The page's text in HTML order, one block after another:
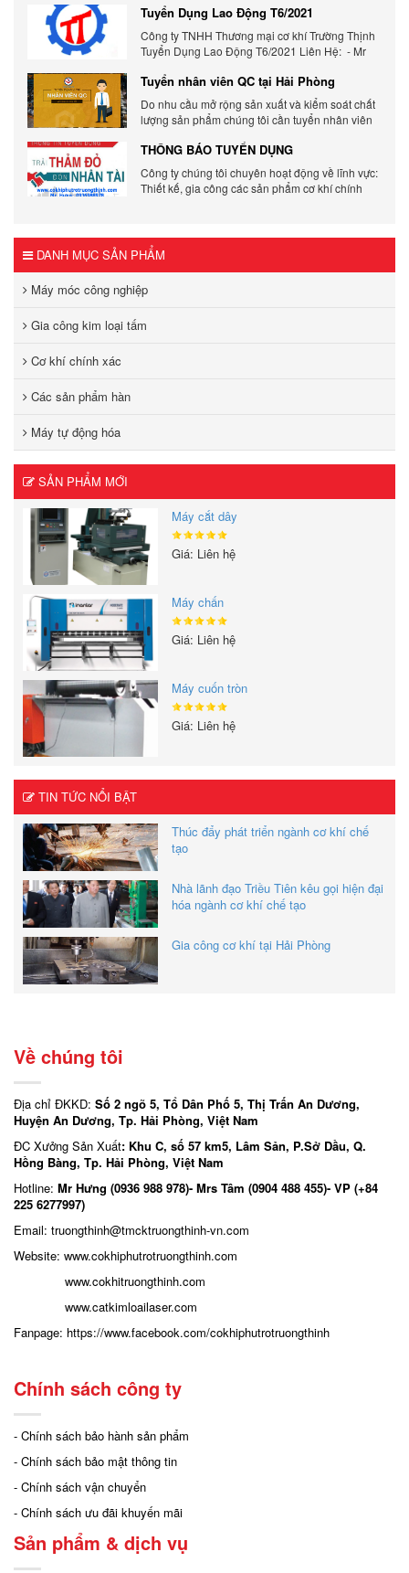
website: cokhitruongthinh.com -
batdongsangiarehp.com
Tuyển Dụng Lao Động T6/2021
Công ty TNHH Thương mại cơ khí Trường Thịnh
Tuyển Dụng Lao Động T6/2021 Liên Hệ: - Mr
website: cokhitruongthinh.com -
batdongsangiarehp.com
Tuyển nhân viên QC tại Hải Phòng
Do nhu cầu mở rộng sản xuất và kiểm soát chất
lượng sản phẩm chúng tôi cần tuyển nhân viên
THÔNG BÁO TUYỂN DỤNG
Công ty chúng tôi chuyên hoạt động về lĩnh vực:
Thiết kế, gia công các sản phẩm cơ khí chính
cầu mở rộng sản xuất chúng tôi cần tuyển
DANH MỤC SẢN PHẨM
Máy móc công nghiệp
Gia công kim loại tấm
Cơ khí chính xác
Các sản phẩm hàn
Máy tự động hóa
SẢN PHẨM MỚI
Máy cắt dây
Giá: Liên hệ
Máy chấn
Giá: Liên hệ
Máy cuốn tròn
Giá: Liên hệ
TIN TỨC NỔI BẬT
Thúc đẩy phát triển ngành cơ khí chế
tạo
Nhà lãnh đạo Triều Tiên kêu gọi hiện đại
hóa ngành cơ khí chế tạo
Gia công cơ khí tại Hải Phòng
Về chúng tôi
Địa chỉ ĐKKD: Số 2 ngõ 5, Tổ Dân Phố 5, Thị Trấn An Dương,
Huyện An Dương, Tp. Hải Phòng, Việt Nam
ĐC Xưởng Sản Xuất: Khu C, số 57 km5, Lâm Sản, P.Sở Dầu, Q.
Hồng Bàng, Tp. Hải Phòng, Việt Nam
Hotline: Mr Hưng (0936 988 978)- Mrs Tâm (0904 488 455)- VP (+84
225 6277997)
Email: truongthinh@tmcktruongthinh-vn.com
Website: www.cokhiphutrotruongthinh.com
www.cokhitruongthinh.com
www.catkimloailaser.com
Fanpage: https://www.facebook.com/cokhiphutrotruongthinh
Chính sách công ty
- Chính sách bảo hành sản phẩm
- Chính sách bảo mật thông tin
- Chính sách vận chuyển
- Chính sách ưu đãi khuyến mãi
Sản phẩm & dịch vụ